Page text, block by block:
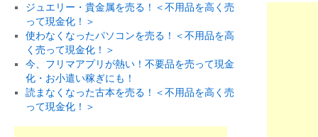
ジュエリー・貴金属を売る！＜不用品を高く売
って現金化！＞
使わなくなったパソコンを売る！＜不用品を高
く売って現金化！＞
今、フリマアプリが熱い！不要品を売って現金
化・お小遣い稼ぎにも！
読まなくなった古本を売る！＜不用品を高く売
って現金化！＞